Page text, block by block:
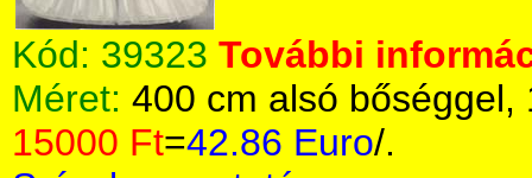
Kód: 39323 További
Méret: 400 cm alsó bőséggel,
15000 Ft=42.86 Euro/.